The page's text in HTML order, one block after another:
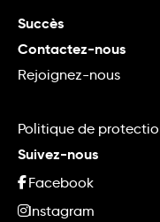
Succès
Contactez-nous
Rejoignez-nous
Politique de
Suivez-nous
Facebook
Instagram